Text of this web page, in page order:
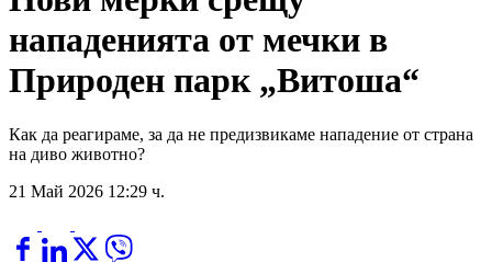
нападенията от мечки в
Природен парк „Витоша“
Как да реагираме, за да не предизвикаме нападение от страна
на диво животно?
21 Май 2026 12:29 ч.